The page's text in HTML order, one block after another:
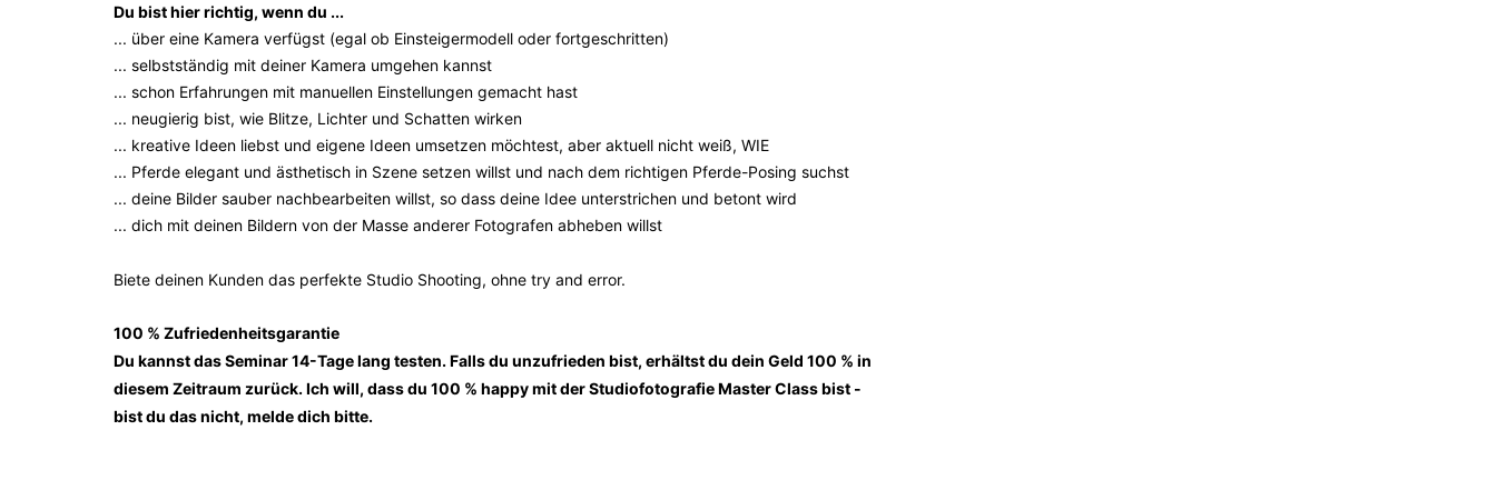
Du bist hier richtig, wenn du ...
... über eine Kamera verfügst (egal ob Einsteigermodell oder fortgeschritten)
... selbstständig mit deiner Kamera umgehen kannst
... schon Erfahrungen mit manuellen Einstellungen gemacht hast
... neugierig bist, wie Blitze, Lichter und Schatten wirken
... kreative Ideen liebst und eigene Ideen umsetzen möchtest, aber aktuell nicht weiß, WIE
... Pferde elegant und ästhetisch in Szene setzen willst und nach dem richtigen Pferde-Posing suchst
... deine Bilder sauber nachbearbeiten willst, so dass deine Idee unterstrichen und betont wird
... dich mit deinen Bildern von der Masse anderer Fotografen abheben willst
Biete deinen Kunden das perfekte Studio Shooting, ohne try and error.
100 % Zufriedenheitsgarantie
Du kannst das Seminar 14-Tage lang testen. Falls du unzufrieden bist, erhältst du dein Geld 100 % in
diesem Zeitraum zurück. Ich will, dass du 100 % happy mit der Studiofotografie Master Class bist -
bist du das nicht, melde dich bitte.